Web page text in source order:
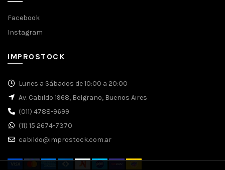
Facebook
Instagram
IMPROSTOCK
Lunes a Sábados de 10:00 a 20:00
Av. Cabildo 1968, Belgrano, Buenos Aires
(011) 4788-9699
(11) 15 2674-7370
cabildo@improstock.com.ar